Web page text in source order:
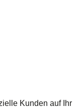
Kunden auf Ihr